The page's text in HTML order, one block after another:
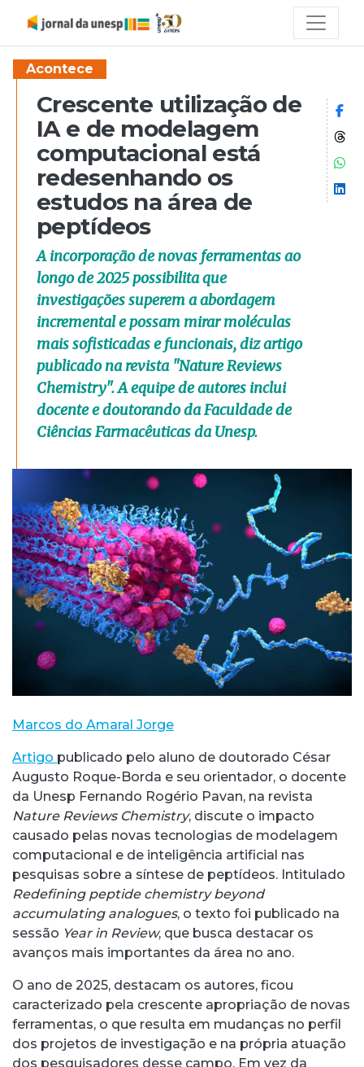
Acontece
Crescente utilização de
IA e de modelagem
computacional está
redesenhando os
estudos na área de
peptídeos
A incorporação de novas ferramentas ao
longo de 2025 possibilita que
investigações superem a abordagem
incremental e possam mirar moléculas
mais sofisticadas e funcionais, diz artigo
publicado na revista "Nature Reviews
Chemistry". A equipe de autores inclui
docente e doutorando da Faculdade de
Ciências Farmacêuticas da Unesp.
Marcos do Amaral Jorge
Artigo publicado pelo aluno de doutorado César
Augusto Roque-Borda e seu orientador, o docente
da Unesp Fernando Rogério Pavan, na revista
Nature Reviews Chemistry, discute o impacto
causado pelas novas tecnologias de modelagem
computacional e de inteligência artificial nas
pesquisas sobre a síntese de peptídeos. Intitulado
Redefining peptide chemistry beyond
accumulating analogues, o texto foi publicado na
sessão Year in Review, que busca destacar os
avanços mais importantes da área no ano.
O ano de 2025, destacam os autores, ficou
caracterizado pela crescente apropriação de novas
ferramentas, o que resulta em mudanças no perfil
dos projetos de investigação e na própria atuação
dos pesquisadores desse campo. Em vez da